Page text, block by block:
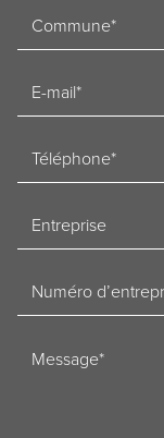
Woonplaats
mailadres
Telefoon
Bedrijf
Bericht